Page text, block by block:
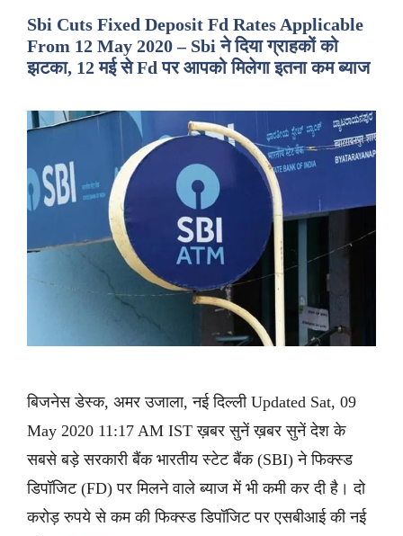
Sbi Cuts Fixed Deposit Fd Rates Applicable
From 12 May 2020 – Sbi ने दिया ग्राहकों को
झटका, 12 मई से Fd पर आपको मिलेगा इतना कम ब्याज
बिजनेस डेस्क, अमर उजाला, नई दिल्ली Updated Sat, 09
May 2020 11:17 AM IST ख़बर सुनें ख़बर सुनें देश के
सबसे बड़े सरकारी बैंक भारतीय स्टेट बैंक (SBI) ने फिक्स्ड
डिपॉजिट (FD) पर मिलने वाले ब्याज में भी कमी कर दी है। दो
करोड़ रुपये से कम की फिक्स्ड डिपॉजिट पर एसबीआई की नई